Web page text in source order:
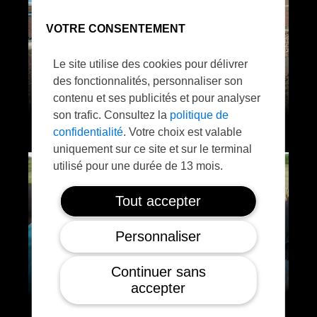
VOTRE CONSENTEMENT
Le site utilise des cookies pour délivrer
des fonctionnalités, personnaliser son
contenu et ses publicités et pour analyser
son trafic. Consultez la politique de
confidentialité. Votre choix est valable
uniquement sur ce site et sur le terminal
utilisé pour une durée de 13 mois.
Tout accepter
Personnaliser
Continuer sans
accepter